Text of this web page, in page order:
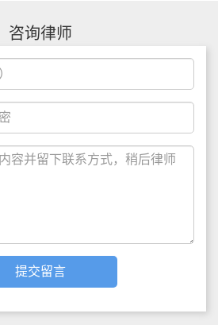
咨询律师